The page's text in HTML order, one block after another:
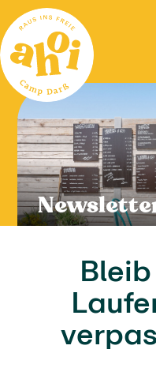
Zum
Inhalt
springen